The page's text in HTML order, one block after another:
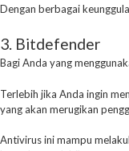
Dengan berbagai
3. Bitdefender
Bagi Anda yang
Terlebih jika Anda ingin
yang akan merugikan
Antivirus ini mampu